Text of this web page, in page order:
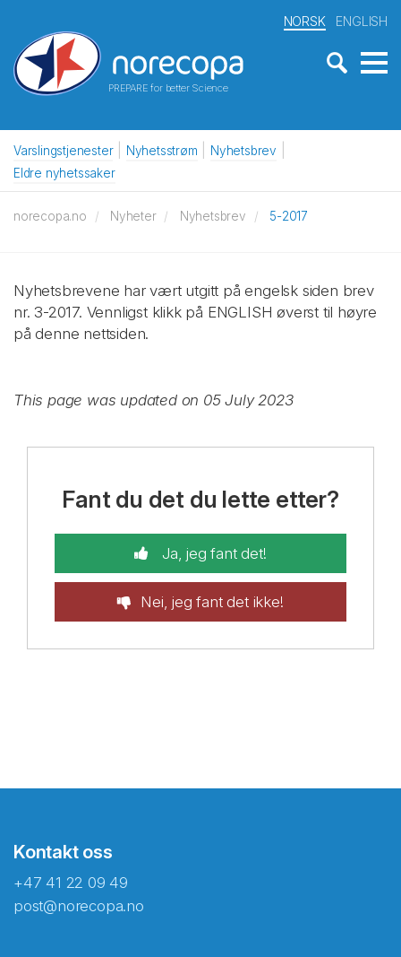
PREPARE for better Science
NORSK ENGLISH
Varslingstjenester Nyhetsstrøm
Nyhetsbrev
Eldre nyhetssaker
norecopa.no Nyheter Nyhetsbrev 5-2017
Nyhetsbrevene har vært utgitt på engelsk siden brev
nr. 3-2017. Vennligst klikk på ENGLISH øverst til høyre
på denne nettsiden.
This page was updated on 05 July 2023
Fant du det du lette etter?
Ja, jeg fant det!
Nei, jeg fant det ikke!
Kontakt oss
+47 41 22 09 49
post@norecopa.no